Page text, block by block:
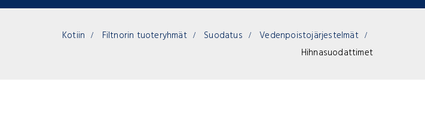
Kotiin Filtnorin tuoteryhmät Suodatus
Vedenpoistojärjestelmät
Hihnasuodattimet